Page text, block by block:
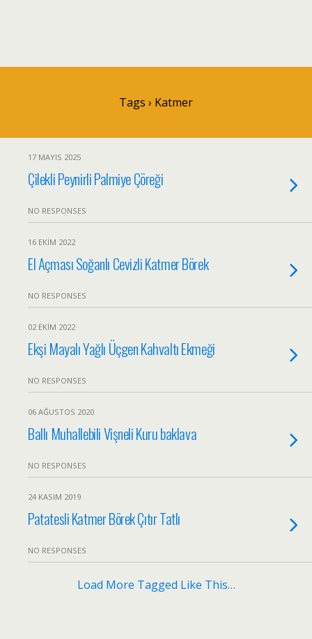
Tags › Katmer
17 MAYIS 2025
Çilekli Peynirli Palmiye Çöreği
NO RESPONSES
16 EKIM 2022
El Açması Soğanlı Cevizli Katmer Börek
NO RESPONSES
02 EKIM 2022
Ekşi Mayalı Yağlı Üçgen Kahvaltı Ekmeği
NO RESPONSES
06 AĞUSTOS 2020
Ballı Muhallebili Vişneli Kuru baklava
NO RESPONSES
24 KASIM 2019
Patatesli Katmer Börek Çıtır Tatlı
NO RESPONSES
Load More Tagged Like This…